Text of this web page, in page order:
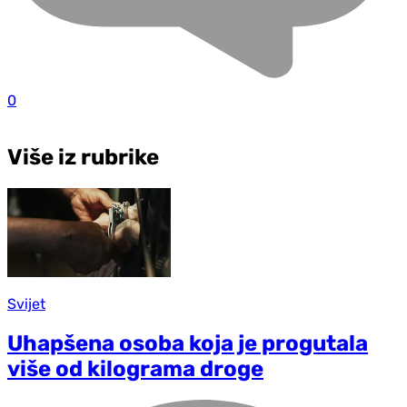
0
Više iz rubrike
Svijet
Uhapšena osoba koja je progutala
više od kilograma droge